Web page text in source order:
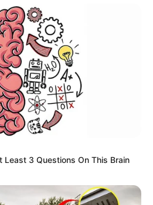
Least 3 Questions On This Brain